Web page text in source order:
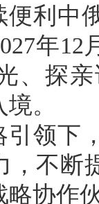
便利中
年
、探
。
引领下
，不断
略协作